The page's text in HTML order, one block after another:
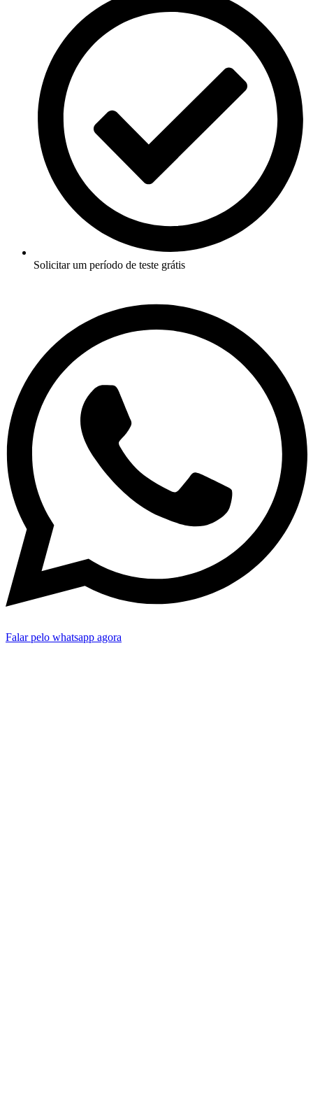
Solicitar um período de teste grátis
Falar pelo whatsapp agora